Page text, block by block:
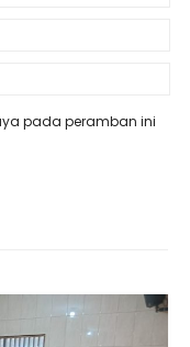
pada peramban ini